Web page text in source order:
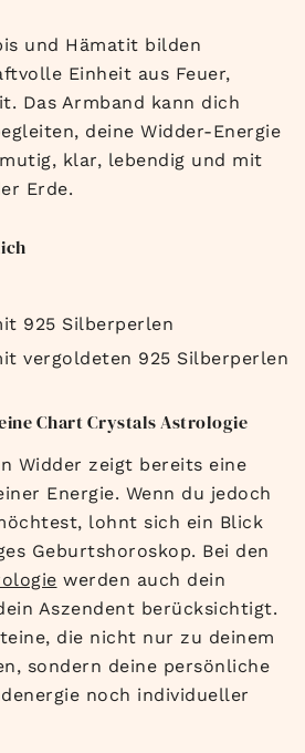
und Hämatit bilden
Einheit aus Feuer,
Das Armband kann dich
deine Widder-Energie
klar, lebendig und mit
Erde.
925 Silberperlen
vergoldeten 925 Silberperlen
Chart Crystals Astrologie
Widder zeigt bereits eine
Energie. Wenn du jedoch
lohnt sich ein Blick
Geburtshoroskop. Bei den
werden auch dein
Aszendent berücksichtigt.
die nicht nur zu deinem
sondern deine persönliche
noch individueller